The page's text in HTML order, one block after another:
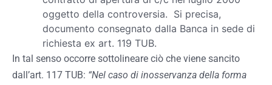
oggetto della controversia. Si precisa,
documento consegnato dalla Banca in sede di
richiesta ex art. 119 TUB.
In tal senso occorre sottolineare ciò che viene sancito
dall’art. 117 TUB: “Nel caso di inosservanza della forma